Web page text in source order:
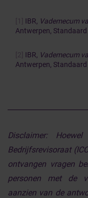
[1] IBR, Vademecum
Antwerpen, Standaard
[2] IBR, Vademecum
Antwerpen, Standaard
Disclaimer:
Bedrijfsrevisoraat
ontvangen vragen
personen met de
aanzien van de